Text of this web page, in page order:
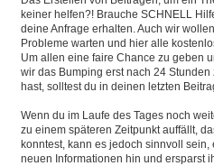
keiner helfen?! Brauche SCHNELL
deine Anfrage erhalten. Auch wir
Probleme warten und hier alle
Um allen eine faire Chance zu geben
wir das Bumping erst nach 24
hast, solltest du in deinen letzten
Wenn du im Laufe des Tages noch
zu einem späteren Zeitpunkt auffällt,
konntest, kann es jedoch sinnvoll
neuen Informationen hin und ersparst